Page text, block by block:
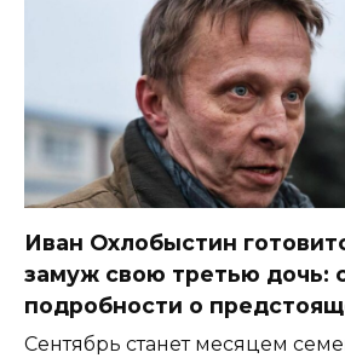
Иван Охлобыстин
замуж свою третью дочь:
подробности о
Сентябрь станет месяцем